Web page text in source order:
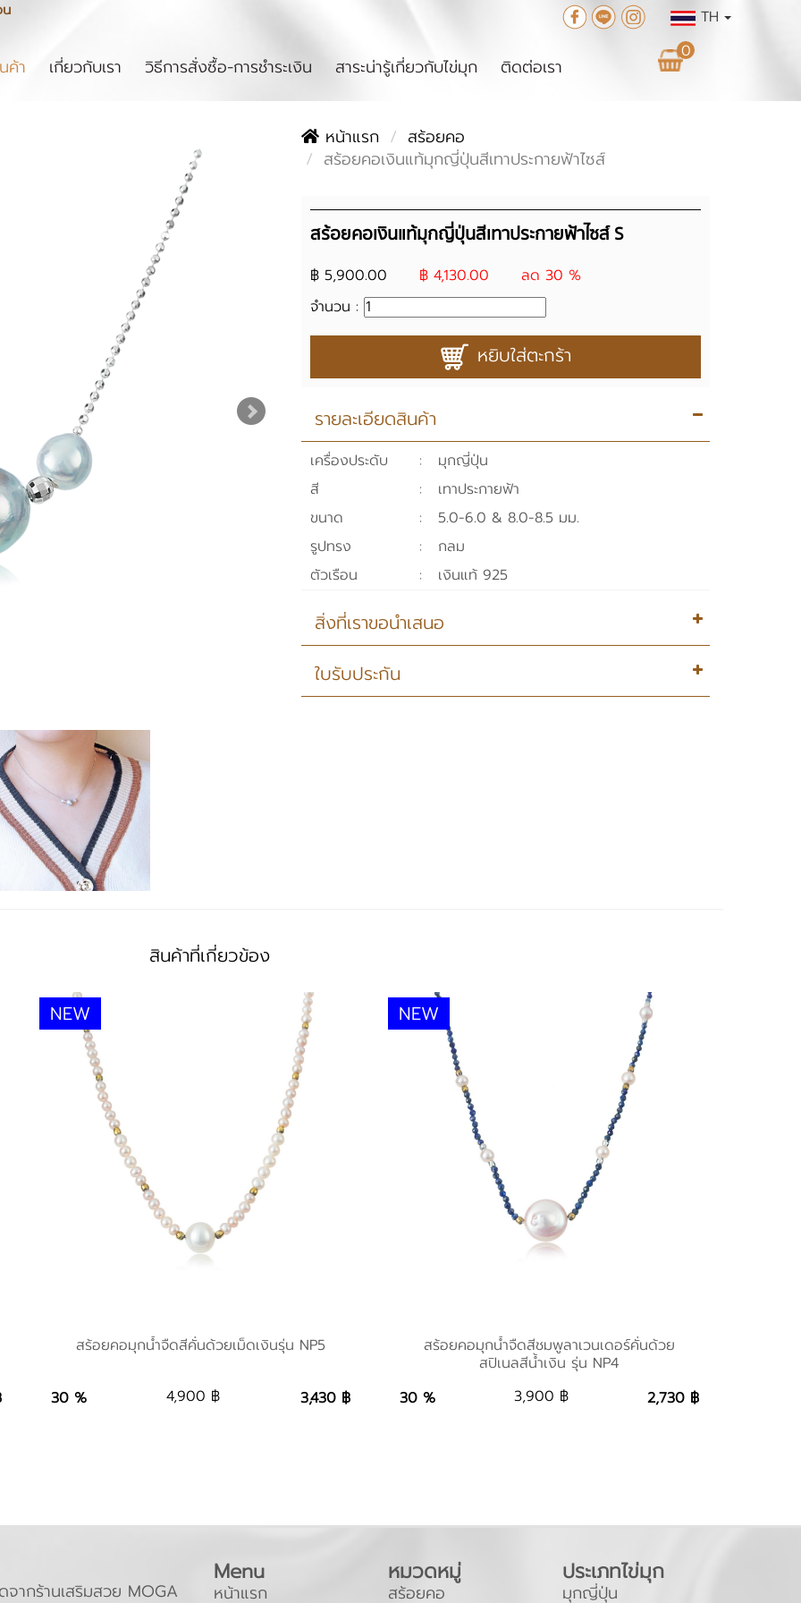
TH
ค้า เกี่ยวกับเรา วิธีการสั่งซื้อ-การชำระเงิน สาระน่ารู้เกี่ยวกับไข่มุก ติดต่อเรา
0
หน้าแรก
สร้อยคอ
สร้อยคอเงินแท้มุกญี่ปุ่นสีเทาประกายฟ้าไซส์
สร้อยคอเงินแท้มุกญี่ปุ่นสีเทาประกายฟ้าไซส์ S
฿ 5,900.00 ฿ 4,130.00
ลด 30 %
จำนวน :
หยิบใส่ตะกร้า
รายละเอียดสินค้า
เครื่องประดับ :
มุกญี่ปุ่น
สี
:
เทาประกายฟ้า
ขนาด
:
5.0-6.0 & 8.0-8.5 มม.
รูปทรง
:
กลม
ตัวเรือน
: เงินแท้ 925
สิ่งที่เราขอนำเสนอ
♦ ร้านค้าขอรับประกันสินค้าเป็น ของแท้ และได้ทำการคัดสรรมาจาก
แหล่งมุกชั้นนำของโลก
ใบรับประกัน
สินค้าที่เกี่ยวข้อง
NEW
สร้อยคอมุกน้ำจืดสีคั่นด้วยเม็ดเงินรุ่น NP5
3,430 ฿ Add to Bag
สร้อยคอมุกน้ำจืดสีคั่นด้วยเม็ดเงินรุ่น NP5
30 % 4,900 ฿ 3,430 ฿
NEW
สร้อยคอมุกน้ำจืดสีชมพูลาเวนเดอร์คั่นด้วยสปิเนล
สีน้ำเงิน รุ่น NP4
2,730 ฿ Add to Bag
สร้อยคอมุกน้ำจืดสีชมพูลาเวนเดอร์คั่นด้วย
สปิเนลสีน้ำเงิน รุ่น NP4
30 %
3,900 ฿ 2,730 ฿
ากร้านเสริมสวย MOGA
Menu
หน้าแรก
หมวดหมู่
สร้อยคอ
ประเภทไข่มุก
มุกญี่ปุ่น